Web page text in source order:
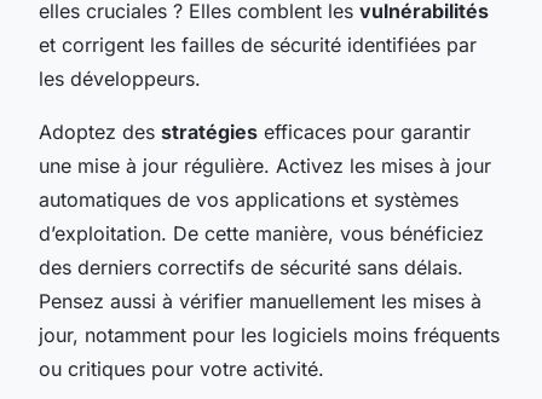
elles cruciales ? Elles comblent les vulnérabilités
et corrigent les failles de sécurité identifiées par
les développeurs.
Adoptez des stratégies efficaces pour garantir
une mise à jour régulière. Activez les mises à jour
automatiques de vos applications et systèmes
d’exploitation. De cette manière, vous bénéficiez
des derniers correctifs de sécurité sans délais.
Pensez aussi à vérifier manuellement les mises à
jour, notamment pour les logiciels moins fréquents
ou critiques pour votre activité.